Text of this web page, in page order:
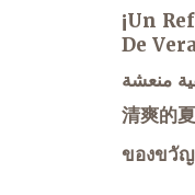
¡Un
De
清爽的
ของขวั